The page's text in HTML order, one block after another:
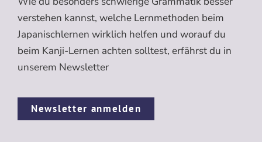
verstehen kannst, welche Lernmethoden beim
Japanischlernen wirklich helfen und worauf du
beim Kanji-Lernen achten solltest, erfährst du in
unserem Newsletter
Newsletter anmelden